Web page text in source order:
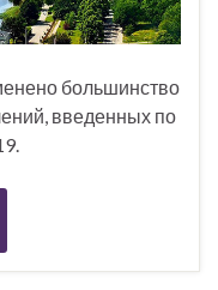
большинство
введенных по